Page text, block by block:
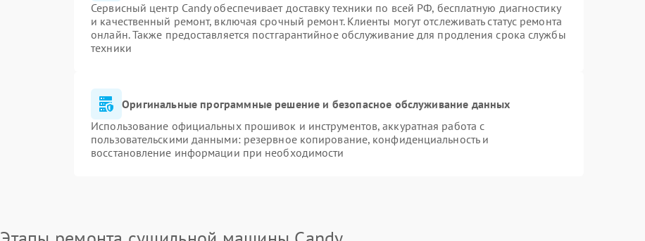
Сервисный центр Candy обеспечивает доставку техники по всей РФ, бесплатную диагностику
и качественный ремонт, включая срочный ремонт. Клиенты могут отслеживать статус ремонта
онлайн. Также предоставляется постгарантийное обслуживание для продления срока службы
техники
Оригинальные программные решение и безопасное обслуживание данных
Использование официальных прошивок и инструментов, аккуратная работа с
пользовательскими данными: резервное копирование, конфиденциальность и
восстановление информации при необходимости